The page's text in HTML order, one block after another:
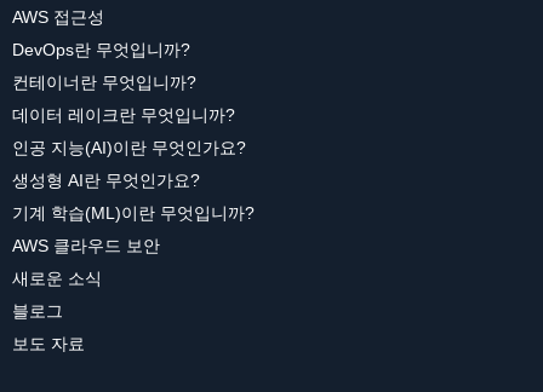
AWS 접근성
DevOps란 무엇입니까?
컨테이너란 무엇입니까?
데이터 레이크란 무엇입니까?
인공 지능(AI)이란 무엇인가요?
생성형 AI란 무엇인가요?
기계 학습(ML)이란 무엇입니까?
AWS 클라우드 보안
새로운 소식
블로그
보도 자료